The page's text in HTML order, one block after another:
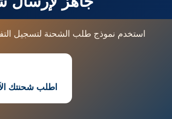
استخدم نموذج طلب الشحنة لتسجيل
اطلب شحنتك